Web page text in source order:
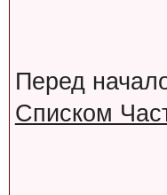
Перед
Списком